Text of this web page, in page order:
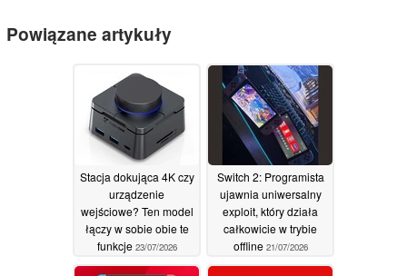
Powiązane artykuły
Stacja dokująca 4K czy
urządzenie
wejściowe? Ten model
łączy w sobie obie te
funkcje 23/07/2026
Switch 2: Programista
ujawnia uniwersalny
exploit, który działa
całkowicie w trybie
offline 21/07/2026